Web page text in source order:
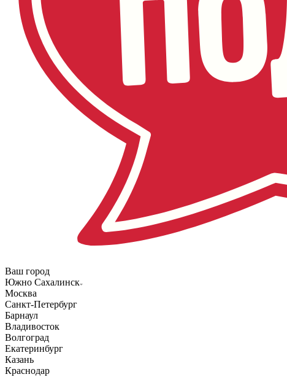
Ваш город
Южно Сахалинск
Москва
Санкт-Петербург
Барнаул
Владивосток
Волгоград
Екатеринбург
Казань
Краснодар